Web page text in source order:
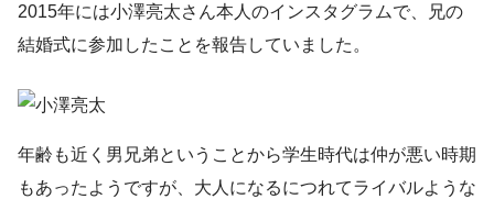
2015年には小澤亮太さん本人のインスタグラムで、兄の
結婚式に参加したことを報告していました。
年齢も近く男兄弟ということから学生時代は仲が悪い時期
もあったようですが、大人になるにつれてライバルような